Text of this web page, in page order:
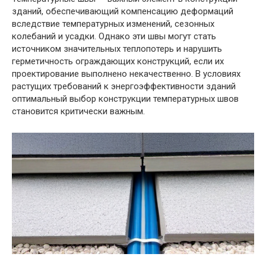
зданий, обеспечивающий компенсацию деформаций
вследствие температурных изменений, сезонных
колебаний и усадки. Однако эти швы могут стать
источником значительных теплопотерь и нарушить
герметичность ограждающих конструкций, если их
проектирование выполнено некачественно. В условиях
растущих требований к энергоэффективности зданий
оптимальный выбор конструкции температурных швов
становится критически важным.